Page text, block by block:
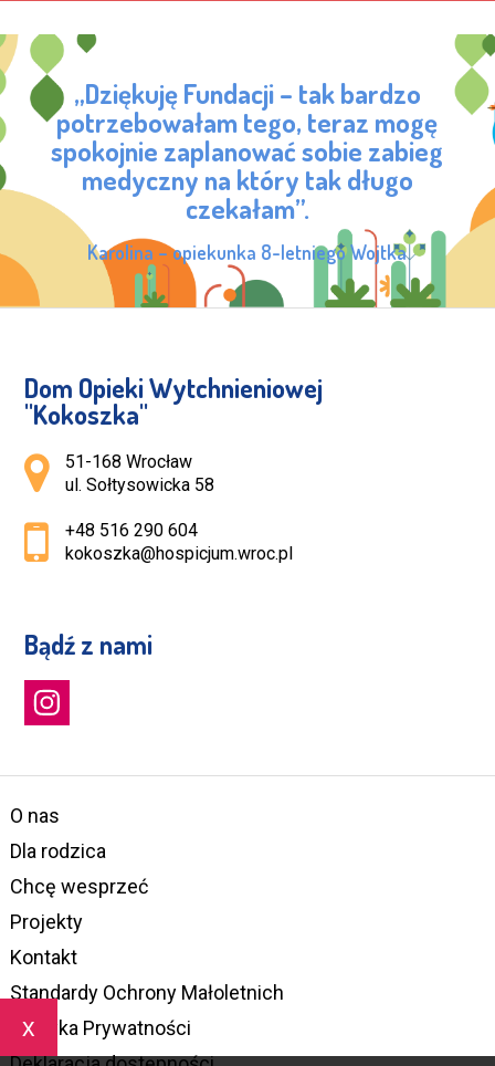
x
„Dziękuję Fundacji – tak bardzo
potrzebowałam tego, teraz mogę
spokojnie zaplanować sobie zabieg
medyczny na który tak długo
czekałam”.
Karolina – opiekunka 8-letniego Wojtka
Dom Opieki Wytchnieniowej
''Kokoszka''
Adres pocztowy:
51-168 Wrocław
ul. Sołtysowicka 58
+48 516 290 604
kokoszka@hospicjum.wroc.pl
Bądź z nami
O nas
Dla rodzica
Chcę wesprzeć
Projekty
Kontakt
Standardy Ochrony Małoletnich
Polityka Prywatności